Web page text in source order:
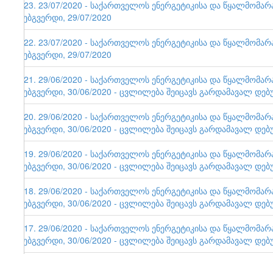
123. 23/07/2020 - საქართველოს ენერგეტიკისა და
ვებგვერდი, 29/07/2020
122. 23/07/2020 - საქართველოს ენერგეტიკისა და
ვებგვერდი, 29/07/2020
121. 29/06/2020 - საქართველოს ენერგეტიკისა და
ვებგვერდი, 30/06/2020 - ცვლილება შეიცავს გარდამავალ
120. 29/06/2020 - საქართველოს ენერგეტიკისა და
ვებგვერდი, 30/06/2020 - ცვლილება შეიცავს გარდამავალ
119. 29/06/2020 - საქართველოს ენერგეტიკისა და
ვებგვერდი, 30/06/2020 - ცვლილება შეიცავს გარდამავალ
118. 29/06/2020 - საქართველოს ენერგეტიკისა და
ვებგვერდი, 30/06/2020 - ცვლილება შეიცავს გარდამავალ
117. 29/06/2020 - საქართველოს ენერგეტიკისა და
ვებგვერდი, 30/06/2020 - ცვლილება შეიცავს გარდამავალ